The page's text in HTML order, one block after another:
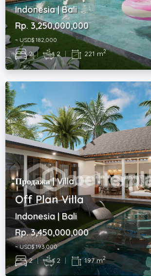
Indonesia | Bali
Rp. 3,250,000,000
~ USD$ 182,000
2 | 2 | 221 m2
Продажа | Villa
Off Plan Villa
Indonesia | Bali
Rp. 3,450,000,000
~ USD$ 193,000
2 | 2 | 197 m2